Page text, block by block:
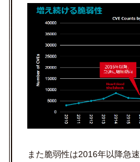
また脆弱性は2016年以降急